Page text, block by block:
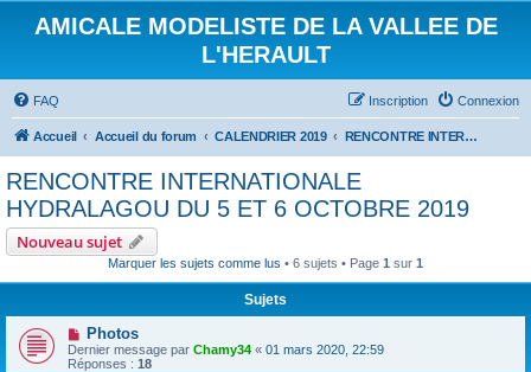
AMICALE MODELISTE DE LA VALLEE DE
L'HERAULT
FAQ Connexion
Inscription
Accueil Accueil du forum CALENDRIER 2019 RENCONTRE INTERNATIONALE HYDRALAGOU DU 5 ET 6 OCTOBRE 2019
RENCONTRE INTERNATIONALE
HYDRALAGOU DU 5 ET 6 OCTOBRE 2019
Nouveau sujet
Marquer les sujets comme lus • 6 sujets • Page 1 sur 1
Sujets
Photos
Dernier message par Chamy34 « 01 mars 2020, 22:59
Réponses : 18